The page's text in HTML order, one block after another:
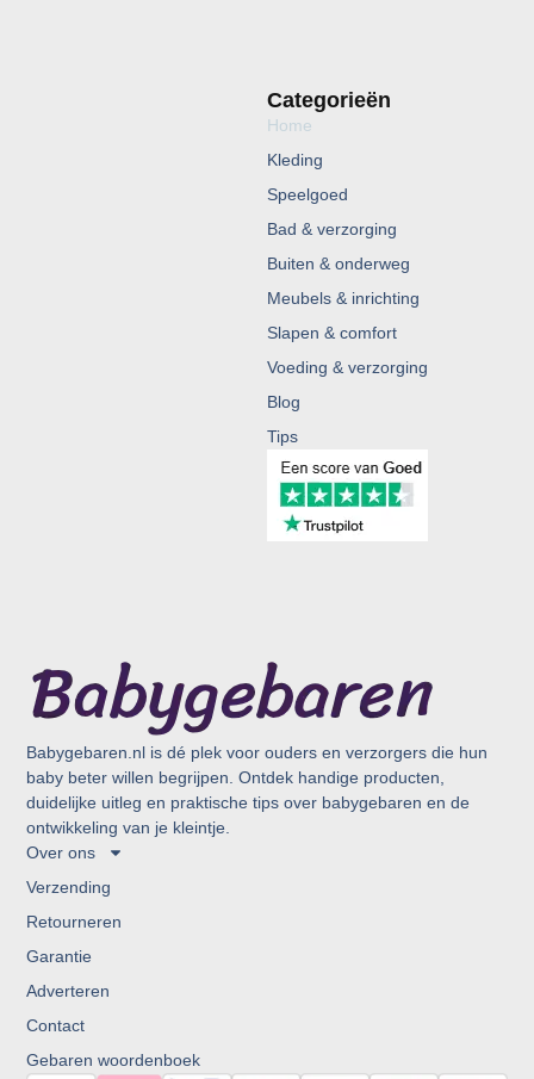
Babygebaren.nl is dé plek voor ouders en verzorgers die hun
baby beter willen begrijpen. Ontdek handige producten,
duidelijke uitleg en praktische tips over babygebaren en de
ontwikkeling van je kleintje.
Over ons
Verzending
Retourneren
Garantie
Adverteren
Contact
Gebaren woordenboek
Categorieën
Home
Kleding
Speelgoed
Bad & verzorging
Buiten & onderweg
Meubels & inrichting
Slapen & comfort
Voeding & verzorging
Blog
Tips